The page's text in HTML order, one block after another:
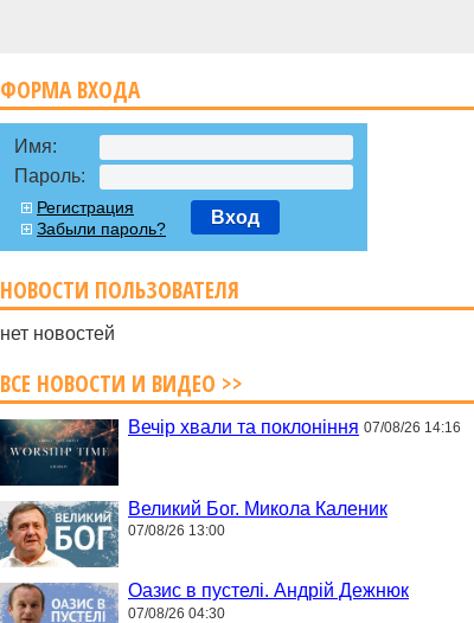
ФОРМА ВХОДА
Имя:
Пароль:
Регистрация
Забыли пароль?
Вход
НОВОСТИ ПОЛЬЗОВАТЕЛЯ
нет новостей
ВСЕ НОВОСТИ И ВИДЕО >>
Вечір хвали та поклоніння 07/08/26 14:16
Великий Бог. Микола Каленик
07/08/26 13:00
Оазис в пустелі. Андрій Дежнюк
07/08/26 04:30